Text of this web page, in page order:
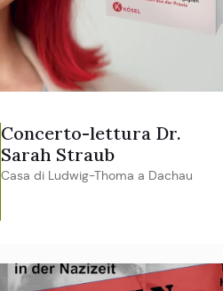
Concerto-lettura Dr.
Sarah Straub
Casa di Ludwig-Thoma a Dachau